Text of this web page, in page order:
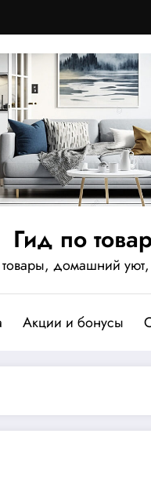
Гид по
домашний
Акции и бонусы